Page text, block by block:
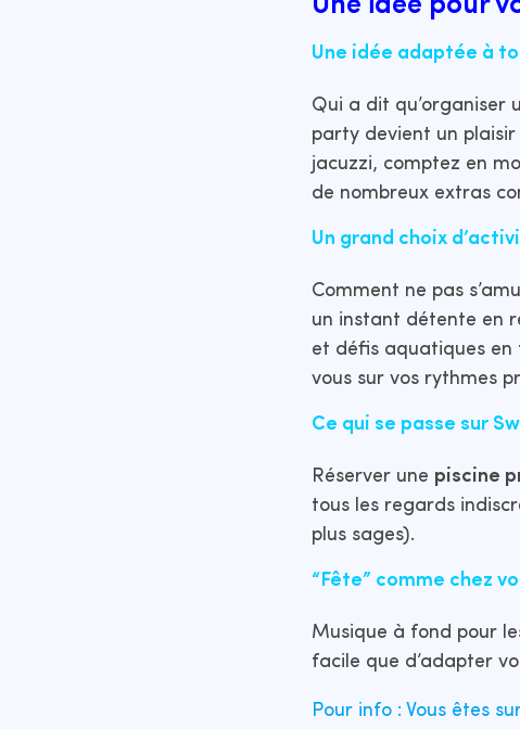
Une idée pour
Une idée adaptée à
Qui a dit qu’organiser
party devient un plaisir
jacuzzi, comptez en
de nombreux extras
Un grand choix
Comment ne pas
un instant détente en
et défis aquatiques en
vous sur vos rythmes
Ce qui se passe sur
Réserver une piscine
tous les regards
plus sages).
“Fête” comme chez
Musique à fond pour
facile que d’adapter
Pour info : Vous êtes